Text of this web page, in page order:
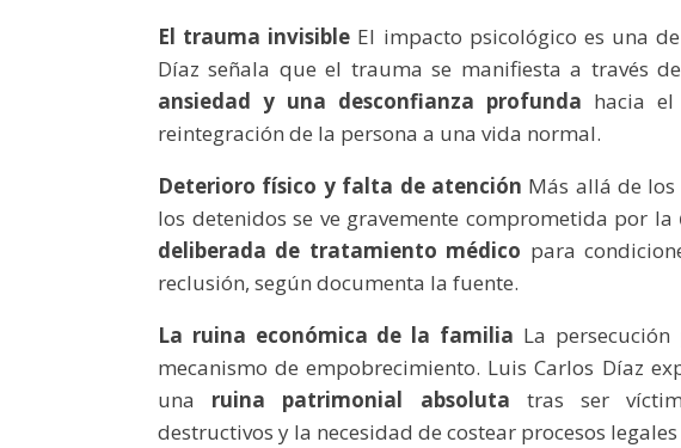
El trauma invisible El impacto psicológico es una
Díaz señala que el trauma se manifiesta a través de
ansiedad y una desconfianza profunda hacia
reintegración de la persona a una vida normal.
Deterioro físico y falta de atención Más allá de
los detenidos se ve gravemente comprometida por la
deliberada de tratamiento médico para
reclusión, según documenta la fuente.
La ruina económica de la familia La
mecanismo de empobrecimiento. Luis Carlos Díaz
una ruina patrimonial absoluta tras ser
destructivos y la necesidad de costear procesos